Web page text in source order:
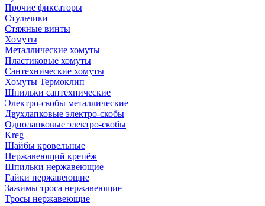
Прочие фиксаторы
Стульчики
Стяжные винты
Хомуты
Металлические хомуты
Пластиковые хомуты
Сантехнические хомуты
Хомуты Термоклип
Шпильки сантехнические
Электро-скобы металлические
Двухлапковые электро-скобы
Однолапковые электро-скобы
Kreg
Шайбы кровельные
Нержавеющий крепёж
Шпильки нержавеющие
Гайки нержавеющие
Зажимы троса нержавеющие
Тросы нержавеющие